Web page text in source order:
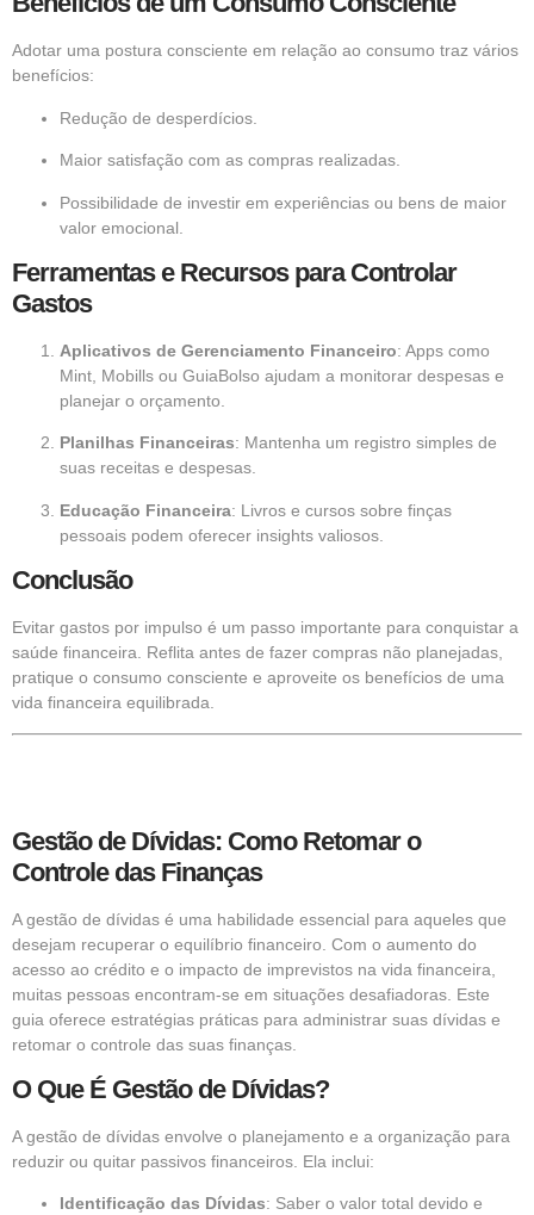
Adotar uma postura consciente em relação ao consumo traz vários
benefícios:
Redução de desperdícios.
Maior satisfação com as compras realizadas.
Possibilidade de investir em experiências ou bens de maior
valor emocional.
Ferramentas e Recursos para Controlar
Gastos
Aplicativos de Gerenciamento Financeiro: Apps como
Mint, Mobills ou GuiaBolso ajudam a monitorar despesas e
planejar o orçamento.
Planilhas Financeiras: Mantenha um registro simples de
suas receitas e despesas.
Educação Financeira: Livros e cursos sobre finças
pessoais podem oferecer insights valiosos.
Conclusão
Evitar gastos por impulso é um passo importante para conquistar a
saúde financeira. Reflita antes de fazer compras não planejadas,
pratique o consumo consciente e aproveite os benefícios de uma
vida financeira equilibrada.
Gestão de Dívidas: Como Retomar o
Controle das Finanças
A gestão de dívidas é uma habilidade essencial para aqueles que
desejam recuperar o equilíbrio financeiro. Com o aumento do
acesso ao crédito e o impacto de imprevistos na vida financeira,
muitas pessoas encontram-se em situações desafiadoras. Este
guia oferece estratégias práticas para administrar suas dívidas e
retomar o controle das suas finanças.
O Que É Gestão de Dívidas?
A gestão de dívidas envolve o planejamento e a organização para
reduzir ou quitar passivos financeiros. Ela inclui:
Identificação das Dívidas: Saber o valor total devido e